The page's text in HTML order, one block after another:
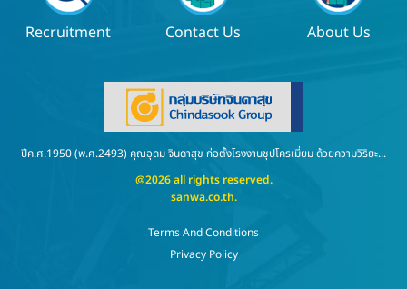
Recruitment Contact Us About Us
ปีค.ศ.1950 (พ.ศ.2493) คุณอุดม จินดาสุข ก่อตั้งโรงงานชุปโครเมี่ยม ด้วยความวิริยะ...
@2026 all rights reserved.
sanwa.co.th.
Terms And Conditions
Privacy Policy